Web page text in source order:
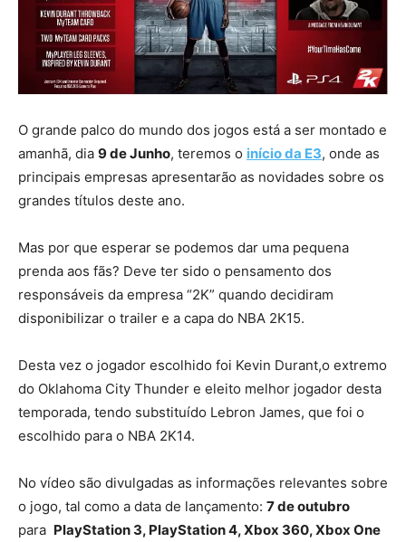
O grande palco do mundo dos jogos está a ser montado e
amanhã, dia 9 de Junho, teremos o início da E3, onde as
principais empresas apresentarão as novidades sobre os
grandes títulos deste ano.
Mas por que esperar se podemos dar uma pequena
prenda aos fãs? Deve ter sido o pensamento dos
responsáveis da empresa “2K” quando decidiram
disponibilizar o trailer e a capa do NBA 2K15.
Desta vez o jogador escolhido foi Kevin Durant,o extremo
do Oklahoma City Thunder e eleito melhor jogador desta
temporada, tendo substituído Lebron James, que foi o
escolhido para o NBA 2K14.
No vídeo são divulgadas as informações relevantes sobre
o jogo, tal como a data de lançamento: 7 de outubro
para PlayStation 3, PlayStation 4, Xbox 360, Xbox One